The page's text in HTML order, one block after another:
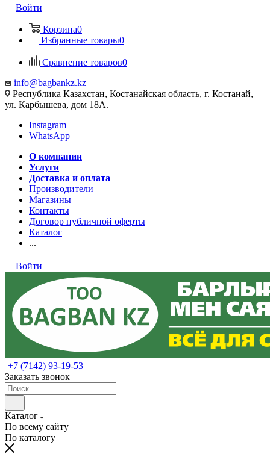
Войти
Корзина0
Избранные товары0
Сравнение товаров0
info@bagbankz.kz
Республика Казахстан, Костанайская область, г. Костанай,
ул. Карбышева, дом 18А.
Instagram
WhatsApp
О компании
Услуги
Доставка и оплата
Производители
Магазины
Контакты
Договор публичной оферты
Каталог
...
Войти
+7 (7142) 93-19-53
Заказать звонок
Каталог
По всему сайту
По каталогу